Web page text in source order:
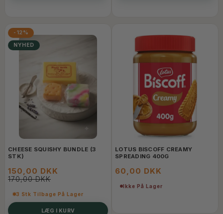
-12%
NYHED
CHEESE SQUISHY BUNDLE (3
STK)
150,00 DKK
170,00 DKK
3 Stk Tilbage På Lager
LÆG I KURV
LOTUS BISCOFF CREAMY
SPREADING 400G
60,00 DKK
Ikke På Lager